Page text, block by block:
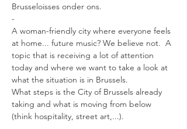
Brusseloisses onder ons.
-
A woman-friendly city where everyone feels
at home... future music? We believe not.  A
topic that is receiving a lot of attention
today and where we want to take a look at
what the situation is in Brussels.
What steps is the City of Brussels already
taking and what is moving from below
(think hospitality, street art,...).